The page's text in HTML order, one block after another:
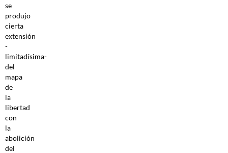
se
produjo
cierta
extensión
-
limitadísima-
del
mapa
de
la
libertad
con
la
abolición
del